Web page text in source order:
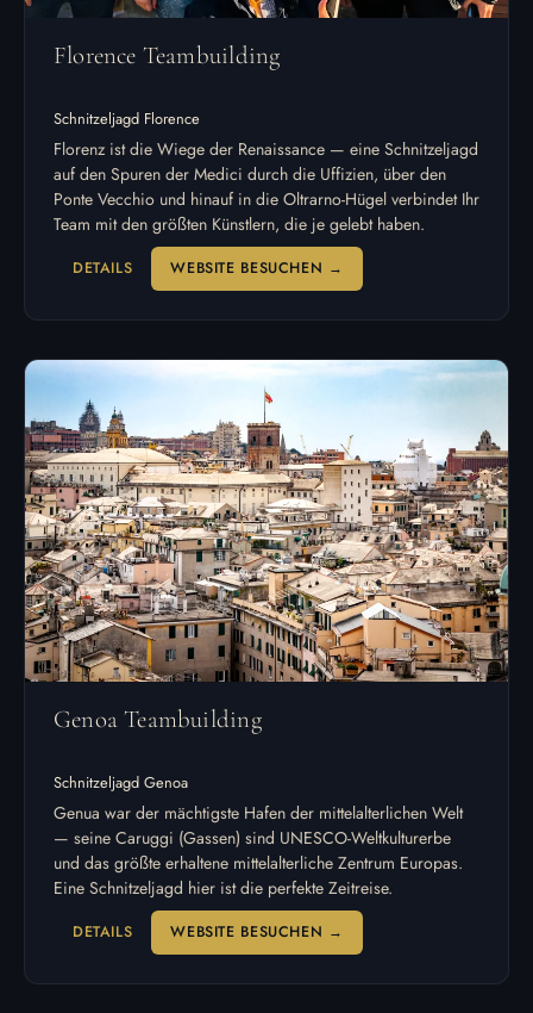
Florence Teambuilding
Schnitzeljagd Florence
Florenz ist die Wiege der Renaissance — eine Schnitzeljagd
auf den Spuren der Medici durch die Uffizien, über den
Ponte Vecchio und hinauf in die Oltrarno-Hügel verbindet Ihr
Team mit den größten Künstlern, die je gelebt haben.
DETAILS WEBSITE BESUCHEN →
Genoa Teambuilding
Schnitzeljagd Genoa
Genua war der mächtigste Hafen der mittelalterlichen Welt
— seine Caruggi (Gassen) sind UNESCO-Weltkulturerbe
und das größte erhaltene mittelalterliche Zentrum Europas.
Eine Schnitzeljagd hier ist die perfekte Zeitreise.
DETAILS WEBSITE BESUCHEN →